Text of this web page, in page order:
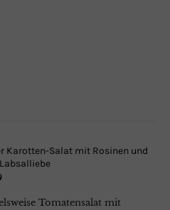
Karotten-Salat mit Rosinen und
Tomatensalat mit